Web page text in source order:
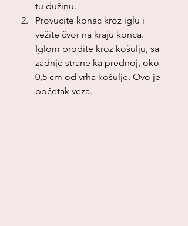
tu dužinu.
Provucite konac kroz iglu i
vežite čvor na kraju konca.
Iglom prođite kroz košulju, sa
zadnje strane ka prednoj, oko
0,5 cm od vrha košulje. Ovo je
početak veza.